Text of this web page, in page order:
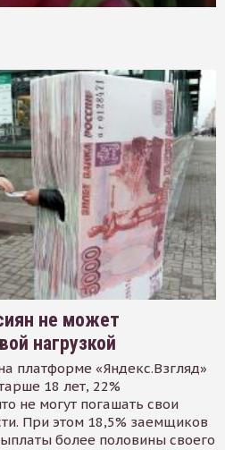
не может
нагрузкой
платформе «Яндекс.Взгляд»
18 лет, 22%
не могут погашать свои
При этом 18,5% заемщиков
более половины своего